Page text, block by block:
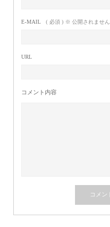
E-MAIL ( 必須 ) ※ 公開されません
URL
コメント内容